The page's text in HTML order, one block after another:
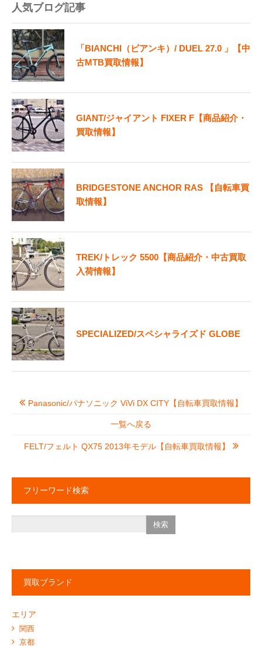
人気ブログ記事
「BIANCHI（ビアンキ）/ DUEL 27.0 」【中
古MTB買取情報】
GIANT/ジャイアント FIXER F【商品紹介・
買取情報】
BRIDGESTONE ANCHOR RAS 【自転車買
取情報】
TREK/トレック 5500【商品紹介・中古買取
入荷情報】
SPECIALIZED/スペシャライズド GLOBE
Panasonic/パナソニック ViVi DX CITY【自転車買取情報】
一覧へ戻る
FELT/フェルト QX75 2013年モデル【自転車買取情報】
フリーワード検索
買取ブランド
エリア
関西
京都